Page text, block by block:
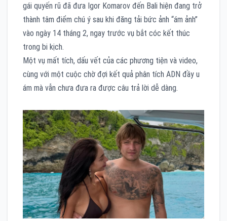
gái quyến rũ đã đưa Igor Komarov đến Bali hiện đang trở
thành tâm điểm chú ý sau khi đăng tải bức ảnh “ám ảnh”
vào ngày 14 tháng 2, ngay trước vụ bắt cóc kết thúc
trong bi kịch.
Một vụ mất tích, dấu vết của các phương tiện và video,
cùng với một cuộc chờ đợi kết quả phân tích ADN đầy u
ám mà vẫn chưa đưa ra được câu trả lời dễ dàng.